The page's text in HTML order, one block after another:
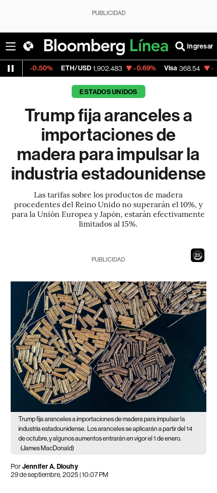
PUBLICIDAD
Ingresar
ETH/USD 1,902.483 -0.69% Visa 368.54 -0.28%
ESTADOS UNIDOS
Trump fija aranceles a
importaciones de
madera para impulsar la
industria estadounidense
Las tarifas sobre los productos de madera
procedentes del Reino Unido no superarán el 10%, y
para la Unión Europea y Japón, estarán efectivamente
limitados al 15%.
21
PUBLICIDAD
Trump fija aranceles a importaciones de madera para impulsar la
industria estadounidense.
Los aranceles se aplicarán a partir del 14
de octubre, y algunos aumentos entrarán en vigor el 1 de enero.
(James MacDonald)
PorJennifer A. Dlouhy
29 de septiembre, 2025 | 10:07 PM